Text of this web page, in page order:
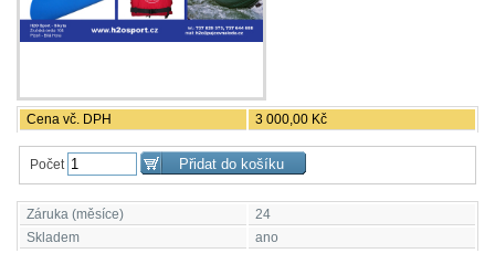
Cena vč. DPH 3 000,00 Kč
Počet
Záruka (měsíce)
24
Skladem
ano